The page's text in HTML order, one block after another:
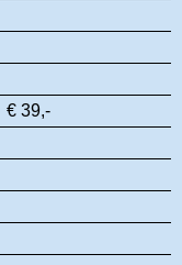
€ 39,-